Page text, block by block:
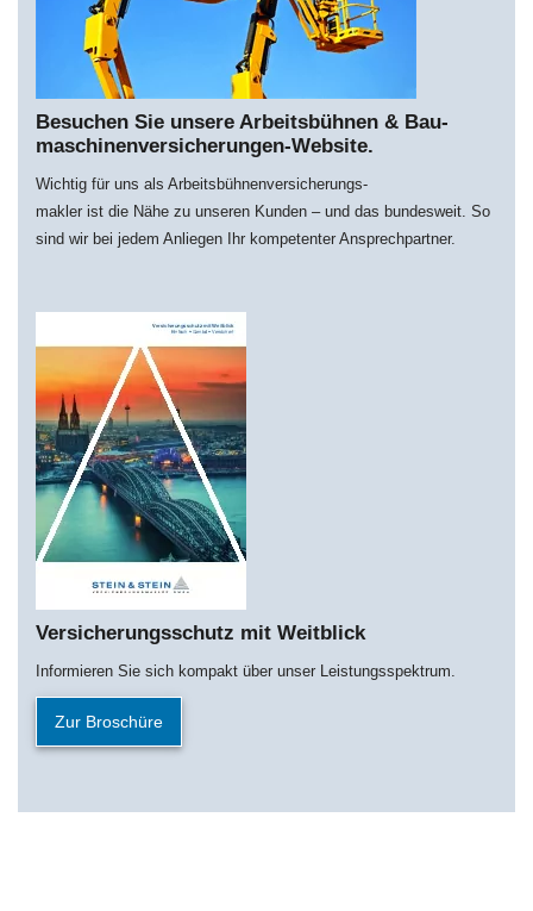
Besuchen Sie unsere Arbeitsbühnen & Bau­
maschi­nen­­versich­erungen-Website.
Wichtig für uns als Arbeitsbühnenversicherungs-
makler ist die Nähe zu unseren Kunden – und das bundesweit. So
sind wir bei jedem Anliegen Ihr kompetenter Ansprechpartner.
Versicherungsschutz mit Weitblick
Informieren Sie sich kompakt über unser Leistungsspektrum.
Zur Broschüre